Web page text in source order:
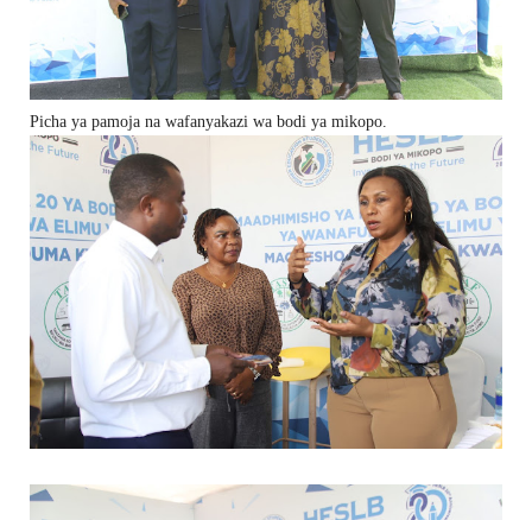
Picha ya pamoja na wafanyakazi wa bodi ya mikopo.